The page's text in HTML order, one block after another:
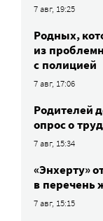
7 авг, 19:25
Родных,
из
с полицией
7 авг, 17:06
Родителей
опрос о
7 авг, 15:34
«Энхерту»
в перечень
7 авг, 15:15